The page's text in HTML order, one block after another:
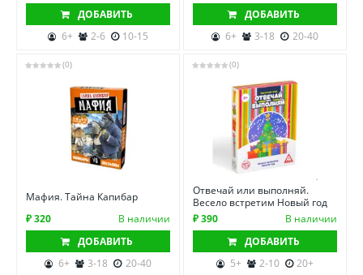
ДОБАВИТЬ
6+
2-6 10-15
ДОБАВИТЬ
6+
3-18 20-40
(0)
Мафия. Тайна Капибар
₽ 320
В наличии
ДОБАВИТЬ
6+
3-18 20-40
(0)
Отвечай или выполняй.
Весело встретим Новый год
₽ 390
В наличии
ДОБАВИТЬ
5+
2-10 20+